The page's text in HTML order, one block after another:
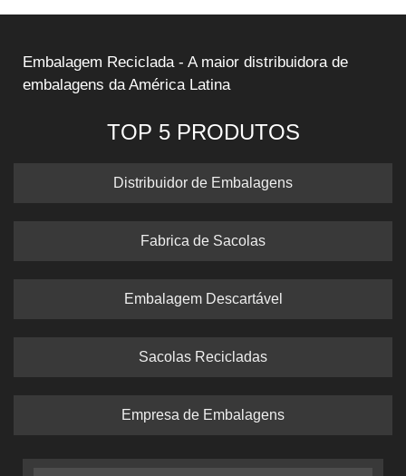
Embalagem Reciclada - A maior distribuidora de
embalagens da América Latina
TOP 5 PRODUTOS
Distribuidor de Embalagens
Fabrica de Sacolas
Embalagem Descartável
Sacolas Recicladas
Empresa de Embalagens